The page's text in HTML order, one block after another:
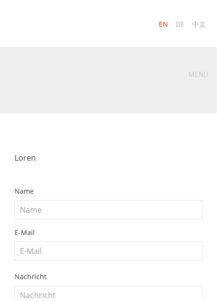
EN DE 中文
MENU
Loren
Name
E-Mail
Nachricht